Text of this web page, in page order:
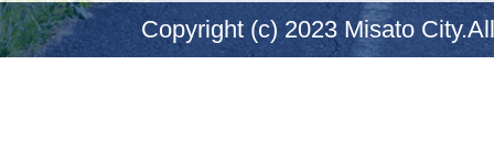
Copyright (c) 2023 Misato